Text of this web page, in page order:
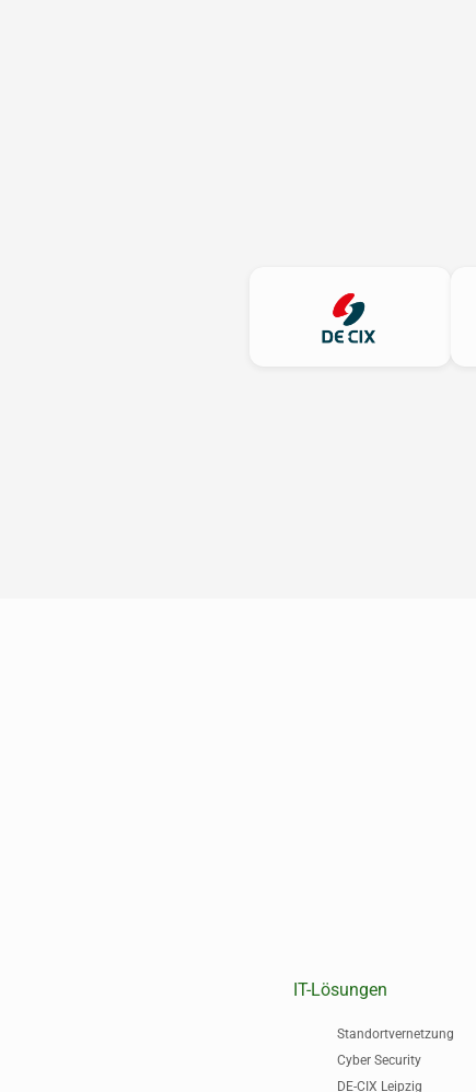
IT-Lösungen
Standortvernetzung
Cyber Security
DE-CIX Leipzig